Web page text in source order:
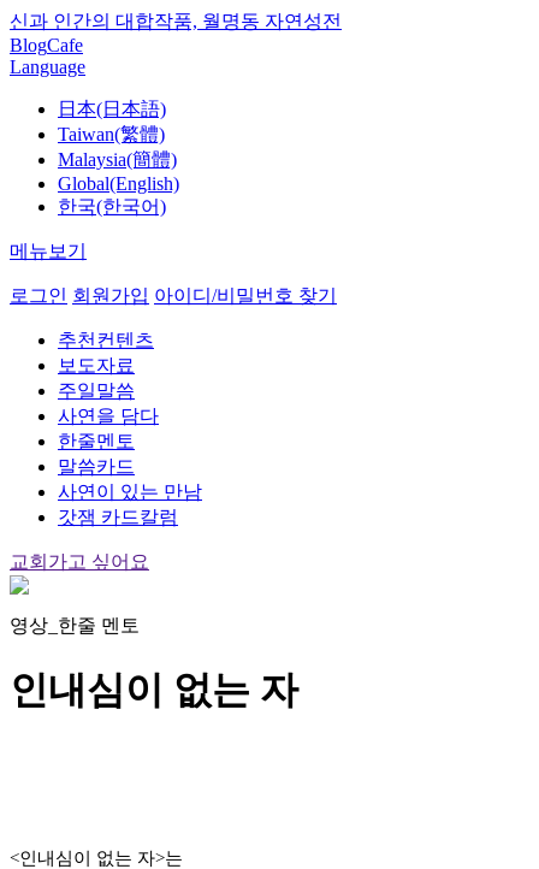
신과 인간의 대합작품, 월명동 자연성전
BlogCafe
Language
日本(日本語)
Taiwan(繁體)
Malaysia(簡體)
Global(English)
한국(한국어)
메뉴보기
로그인 회원가입 아이디/비밀번호 찾기
추천컨텐츠
보도자료
주일말씀
사연을 담다
한줄멘토
말씀카드
사연이 있는 만남
갓잼 카드칼럼
교회가고 싶어요
영상_한줄 멘토
인내심이 없는 자
<인내심이 없는 자>는